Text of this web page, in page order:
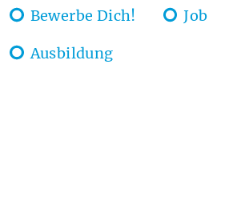
Bewerbe Dich! Job
Ausbildung